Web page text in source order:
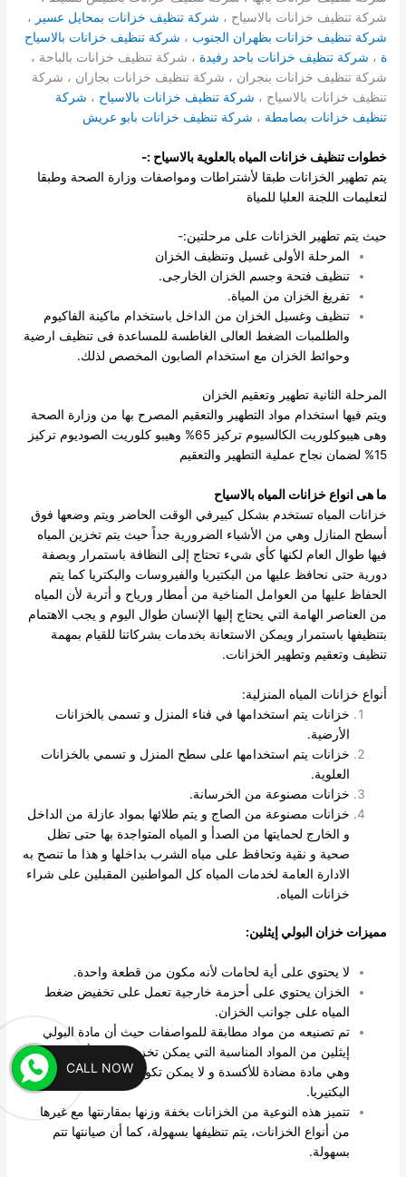
شركة تنظيف خزانات بالاسياح ، شركة تنظيف خزانات بمحايل عسير ،
شركة تنظيف خزانات بظهران الجنوب ، شركة تنظيف خزانات بالاسياح
ة ، شركة تنظيف خزانات باحد رفيدة ، شركة تنظيف خزانات بالباحة ،
شركة تنظيف خزانات بنجران ، شركة تنظيف خزانات بجازان ، شركة
تنظيف خزانات بالاسياح ، شركة تنظيف خزانات بالاسياح ، شركة
تنظيف خزانات بصامطة ، شركة تنظيف خزانات بابو عريش
خطوات تنظيف خزانات المياه بالعلوية بالاسياح :-
يتم تطهير الخزانات طبقا لأشتراطات ومواصفات وزارة الصحة وطبقا
لتعليمات اللجنة العليا للمياة
حيث يتم تطهير الخزانات على مرحلتين:-
المرحلة الأولى غسيل وتنظيف الخزان
تنظيف فتحة وجسم الخزان الخارجى.
تفريغ الخزان من المياة.
تنظيف وغسيل الخزان من الداخل باستخدام ماكينة الفاكيوم
والطلمبات الضغط العالى الغاطسة للمساعدة فى تنظيف ارضية
وحوائط الخزان مع استخدام الصابون المخصص لذلك.
المرحلة الثانية تطهير وتعقيم الخزان
ويتم فيها استخدام مواد التطهير والتعقيم المصرح بها من وزارة الصحة
وهى هيبوكلوريت الكالسيوم تركيز 65% وهيبو كلوريت الصوديوم تركيز
15% لضمان نجاح عملية التطهير والتعقيم
ما هى انواع خزانات المياه بالاسياح
خزانات المياه تستخدم بشكل كبيرفي الوقت الحاضر ويتم وضعها فوق
أسطح المنازل وهي من الأشياء الضرورية جداً حيث يتم تخزين المياه
فيها طوال العام لكنها كأي شيء تحتاج إلى النظافة باستمرار وبصفة
دورية حتى نحافظ عليها من البكتيريا والفيروسات والبكتريا كما يتم
الحفاظ عليها من العوامل المناخية من أمطار ورياح و أتربة لأن المياه
من العناصر الهامة التي يحتاج إليها الإنسان طوال اليوم و يجب الاهتمام
بتنظيفها باستمرار ويمكن الاستعانة بخدمات بشركاتنا للقيام بمهمة
تنظيف وتعقيم وتطهير الخزانات.
أنواع خزانات المياه المنزلية:
خزانات يتم استخدامها في فناء المنزل و تسمى بالخزانات
الأرضية.
خزانات يتم استخدامها على سطح المنزل و تسمي بالخزانات
العلوية.
خزانات مصنوعة من الخرسانة.
خزانات مصنوعة من الصاج و يتم طلائها بمواد عازلة من الداخل
و الخارج لحمايتها من الصدأ و المياه المتواجدة بها حتى تظل
صحية و نقية وتحافظ على مياه الشرب بداخلها و هذا ما تنصح به
الادارة العامة لخدمات المياه كل المواطنين المقبلين على شراء
خزانات المياه.
مميزات خزان البولي إيثلين:
لا يحتوي على أية لحامات لأنه مكون من قطعة واحدة.
الخزان يحتوي على أحزمة خارجية تعمل على تخفيض ضغط
المياه على جوانب الخزان.
تم تصنيعه من مواد مطابقة للمواصفات حيث أن مادة البولي
إيثلين من المواد المناسبة التي يمكن تخزين المياه أو الطعام بها،
وهي مادة مضادة للأكسدة و لا يمكن تكوين الطحالب فيها أو
البكتيريا.
تتميز هذه النوعية من الخزانات بخفة وزنها بمقارنتها مع غيرها
من أنواع الخزانات، يتم تنظيفها بسهولة، كما أن صيانتها تتم
بسهولة.
CALL NOW